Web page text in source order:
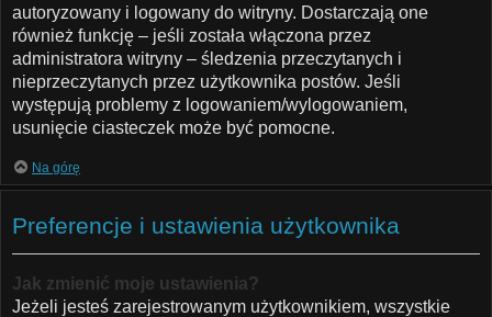
autoryzowany i logowany do witryny. Dostarczają one
również funkcję – jeśli została włączona przez
administratora witryny – śledzenia przeczytanych i
nieprzeczytanych przez użytkownika postów. Jeśli
występują problemy z logowaniem/wylogowaniem,
usunięcie ciasteczek może być pomocne.
Na górę
Preferencje i ustawienia użytkownika
Jak zmienić moje ustawienia?
Jeżeli jesteś zarejestrowanym użytkownikiem, wszystkie